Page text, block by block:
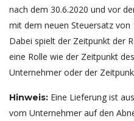
nach dem 30.6.2020 und vor
mit dem neuen Steuersatz von
Dabei spielt der Zeitpunkt der
eine Rolle wie der Zeitpunkt
Unternehmer oder der
Hinweis: Eine Lieferung ist
vom Unternehmer auf den